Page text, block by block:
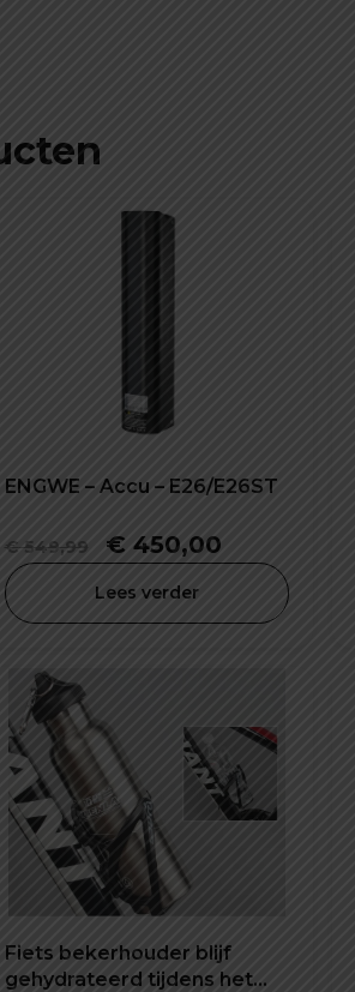
ENGWE – Accu – E26/E26ST
€549,99
Oorspronkelijke
€ 450,00Huidige
Lees verder
Fiets bekerhouder blijf
gehydrateerd tijdens het